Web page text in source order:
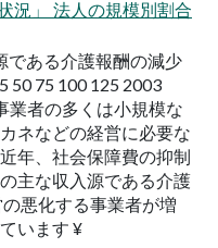
況」 法人の規模別割合
である介護報酬の減少
50 75 100 125 2003
業者の多くは小規模な
ネなどの経営に必要な
年、社会保障費の抑制
主な収入源である介護
悪化する事業者が増
います ¥